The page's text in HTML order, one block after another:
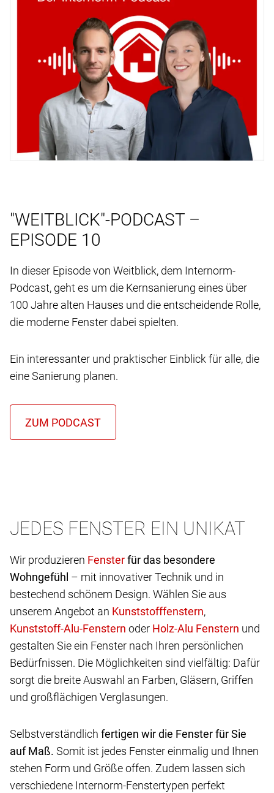
"WEITBLICK"-PODCAST –
EPISODE 10
In dieser Episode von Weitblick, dem Internorm-
Podcast, geht es um die Kernsanierung eines über
100 Jahre alten Hauses und die entscheidende Rolle,
die moderne Fenster dabei spielten.
Ein interessanter und praktischer Einblick für alle, die
eine Sanierung planen.
JEDES FENSTER EIN UNIKAT
Wir produzieren
für das besondere
Wohngefühl – mit innovativer Technik und in
bestechend schönem Design. Wählen Sie aus
unserem Angebot an
,
oder
und
gestalten Sie ein Fenster nach Ihren persönlichen
Bedürfnissen. Die Möglichkeiten sind vielfältig: Dafür
sorgt die breite Auswahl an Farben, Gläsern, Griffen
und großflächigen Verglasungen.
Selbstverständlich fertigen wir die Fenster für Sie
auf Maß. Somit ist jedes Fenster einmalig und Ihnen
stehen Form und Größe offen. Zudem lassen sich
verschiedene Internorm-Fenstertypen perfekt